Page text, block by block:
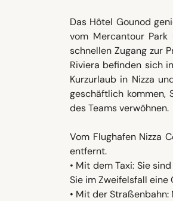
Das Hôtel Gounod
vom Mercantour
schnellen Zugang zur
Riviera befinden sich
Kurzurlaub in Nizza
geschäftlich kommen,
des Teams verwöhnen.
Vom Flughafen Nizza
entfernt.
• Mit dem Taxi: Sie
Sie im Zweifelsfall eine
• Mit der